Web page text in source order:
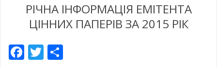
РІЧНА ІНФОРМАЦІЯ ЕМІТЕНТА
ЦІННИХ ПАПЕРІВ ЗА 2015 РІК
Facebook
Twitter